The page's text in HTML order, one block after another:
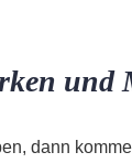
und
dann